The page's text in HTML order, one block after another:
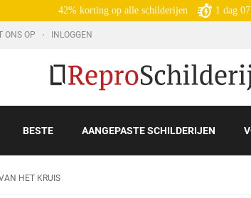
42% korting op alle schilderijen 1 dag
ONS OP INLOGGEN
BESTE AANGEPASTE SCHILDERIJEN
HET KRUIS